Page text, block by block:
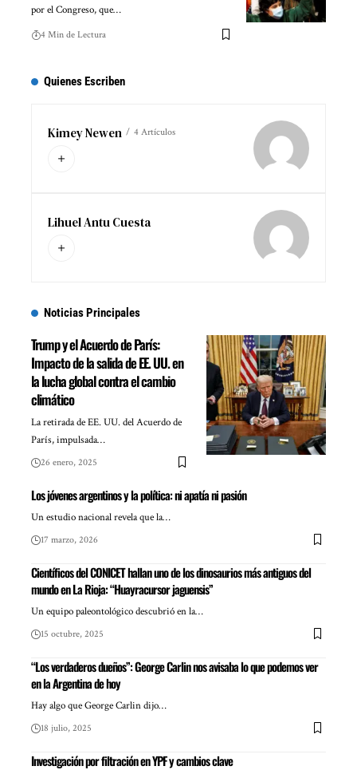
por el Congreso, que…
4 Min de Lectura
Quienes Escriben
Kimey Newen 4 Artículos
Lihuel Antu Cuesta
Noticias Principales
Trump y el Acuerdo de París:
Impacto de la salida de EE. UU. en
la lucha global contra el cambio
climático
La retirada de EE. UU. del Acuerdo de
París, impulsada…
26 enero, 2025
Los jóvenes argentinos y la política: ni apatía ni pasión
Un estudio nacional revela que la…
17 marzo, 2026
Científicos del CONICET hallan uno de los dinosaurios más antiguos del
mundo en La Rioja: “Huayracursor jaguensis”
Un equipo paleontológico descubrió en la…
15 octubre, 2025
“Los verdaderos dueños”: George Carlin nos avisaba lo que podemos ver
en la Argentina de hoy
Hay algo que George Carlin dijo…
18 julio, 2025
Investigación por filtración en YPF y cambios clave